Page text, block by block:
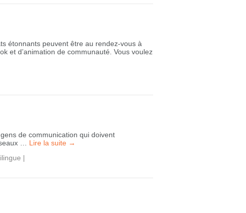
étonnants peuvent être au rendez-vous à
et d’animation de communauté. Vous voulez
de communication qui doivent
… Lire la suite →
|